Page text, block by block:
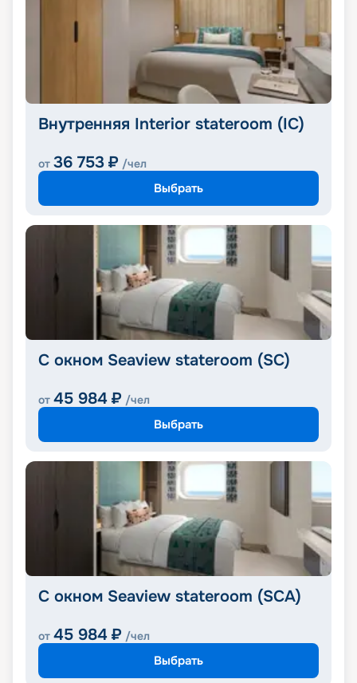
Внутренняя Interior stateroom (IC)
от 36 753 ₽ /чел
Выбрать
С окном Seaview stateroom (SC)
от 45 984 ₽ /чел
Выбрать
С окном Seaview stateroom (SCA)
от 45 984 ₽ /чел
Выбрать